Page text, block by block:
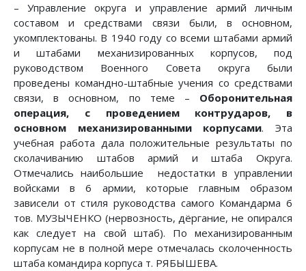
– Управление округа и управление армий личным
составом и средствами связи были, в основном,
укомплектованы. В 1940 году со всеми штабами армий
и штабами механизированных корпусов, под
руководством Военного Совета округа были
проведены командно-штабные учения со средствами
связи, в основном, по теме – Оборонительная
операция, с проведением контрударов, в
основном механизированными корпусами. Эта
учебная работа дала положительные результаты по
сколачиванию штабов армий и штаба Округа.
Отмечались наибольшие недостатки в управлении
войсками в 6 армии, которые главным образом
зависели от стиля руководства самого Командарма 6
тов. МУЗЫЧЕНКО (нервозность, дёргание, не опирался
как следует на свой штаб). По механизированным
корпусам не в полной мере отмечалась сколоченность
штаба командира корпуса т. РЯБЫШЕВА.